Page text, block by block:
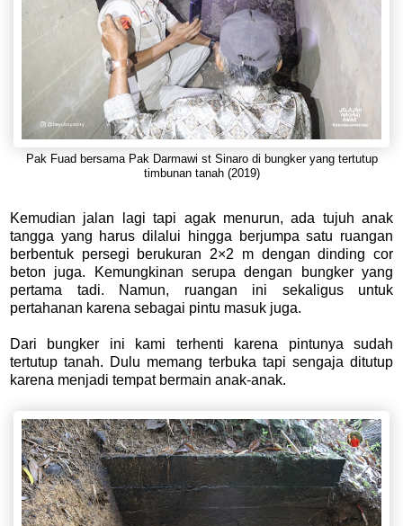
Pak Fuad bersama Pak Darmawi st Sinaro di bungker yang tertutup
timbunan tanah (2019)
Kemudian jalan lagi tapi agak menurun, ada tujuh anak
tangga yang harus dilalui hingga berjumpa satu ruangan
berbentuk persegi berukuran 2×2 m dengan dinding cor
beton juga. Kemungkinan serupa dengan bungker yang
pertama tadi. Namun, ruangan ini sekaligus untuk
pertahanan karena sebagai pintu masuk juga.
Dari bungker ini kami terhenti karena pintunya sudah
tertutup tanah. Dulu memang terbuka tapi sengaja ditutup
karena menjadi tempat bermain anak-anak.